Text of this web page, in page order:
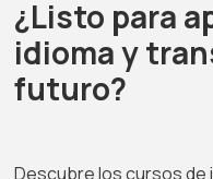
¿Listo para
idioma y
futuro?
Descubre los cursos de